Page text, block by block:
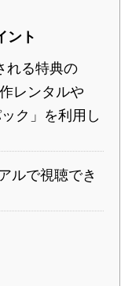
ント
れる特典の
レンタルや
ク」を利用し
ルで視聴でき